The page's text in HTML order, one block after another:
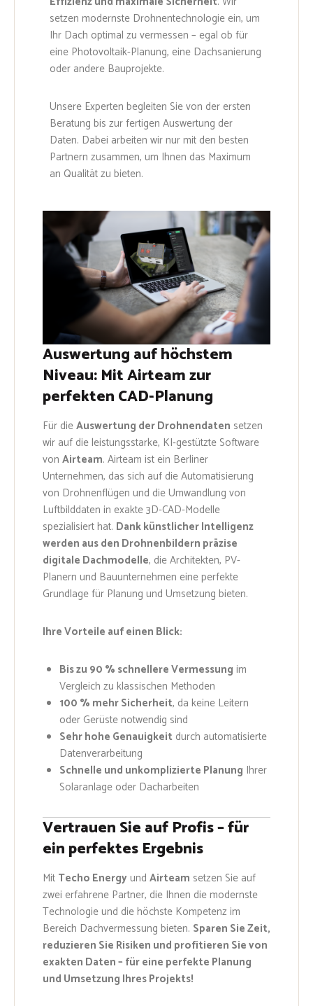
setzen modernste Drohnentechnologie ein, um
Ihr Dach optimal zu vermessen – egal ob für
eine Photovoltaik-Planung, eine Dachsanierung
oder andere Bauprojekte.
Unsere Experten begleiten Sie von der ersten
Beratung bis zur fertigen Auswertung der
Daten. Dabei arbeiten wir nur mit den besten
Partnern zusammen, um Ihnen das Maximum
an Qualität zu bieten.
Auswertung auf höchstem
Niveau: Mit Airteam zur
perfekten CAD-Planung
Für dieAuswertung der Drohnendaten setzen
wir auf die leistungsstarke, KI-gestützte Software
von Airteam. Airteam ist ein Berliner
Unternehmen, das sich auf die Automatisierung
von Drohnenflügen und die Umwandlung von
Luftbilddaten in exakte 3D-CAD-Modelle
spezialisiert hat. Dank künstlicher Intelligenz
werden aus den Drohnenbildern präzise
digitale Dachmodelle, die Architekten, PV-
Planern und Bauunternehmen eine perfekte
Grundlage für Planung und Umsetzung bieten.
Ihre Vorteile auf einen Blick:
Bis zu 90 % schnellere Vermessung im
Vergleich zu klassischen Methoden
100 % mehr Sicherheit, da keine Leitern
oder Gerüste notwendig sind
Sehr hohe Genauigkeit durch automatisierte
Datenverarbeitung
Schnelle und unkomplizierte Planung Ihrer
Solaranlage oder Dacharbeiten
Vertrauen Sie auf Profis – für
ein perfektes Ergebnis
Mit Techo Energyund Airteam setzen Sie auf
zwei erfahrene Partner, die Ihnen die modernste
Technologie und die höchste Kompetenz im
Bereich Dachvermessung bieten. Sparen Sie Zeit,
reduzieren Sie Risiken und profitieren Sie von
exakten Daten – für eine perfekte Planung
und Umsetzung Ihres Projekts!